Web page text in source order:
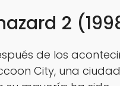
2
de los
City, una ciudad